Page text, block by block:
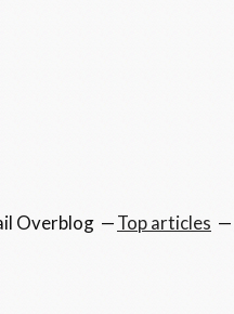
Overblog Top articles